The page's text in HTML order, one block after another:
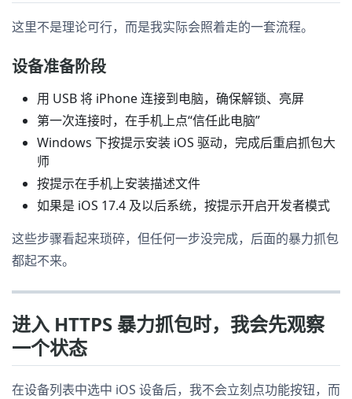
这里不是理论可行，而是我实际会照着走的一套流程。
设备准备阶段
用 USB 将 iPhone 连接到电脑，确保解锁、亮屏
第一次连接时，在手机上点“信任此电脑”
Windows 下按提示安装 iOS 驱动，完成后重启抓包大
师
按提示在手机上安装描述文件
如果是 iOS 17.4 及以后系统，按提示开启开发者模式
这些步骤看起来琐碎，但任何一步没完成，后面的暴力抓包
都起不来。
进入 HTTPS 暴力抓包时，我会先观察
一个状态
在设备列表中选中 iOS 设备后，我不会立刻点功能按钮，而